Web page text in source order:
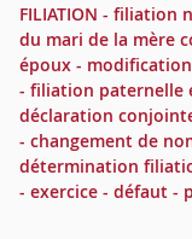
FILIATION -
du mari de la mère
époux -
- filiation paternelle
déclaration
- changement de
détermination
- exercice - défaut -